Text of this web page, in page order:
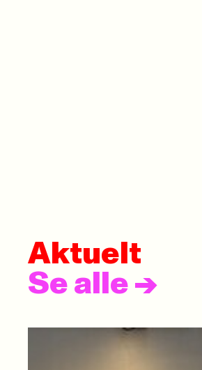
Aktuelt
Se alle ->